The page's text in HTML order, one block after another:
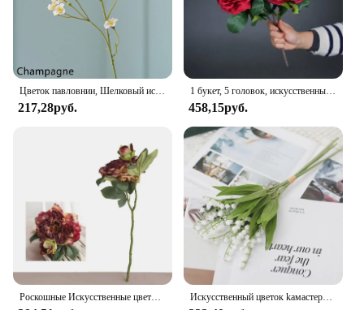
217,28руб.
1 букет, 5 головок, искусственные большие цветы пиона, шелковые искусственные цветы Flores для DIY, домашний садовый стол, свадебное украшение
458,15руб.
Роскошные Искусственные цветы пиона на 2 головки, 1 шт., Искусственные Свадебные украшения для дома, гостиной, крыльца Искусственный цветок kaмастера, цветок пальмы, пластиковый цветок для дома, скрапбукинг, Рождественское украшение, свадьба, вечеринка, зеленое растение